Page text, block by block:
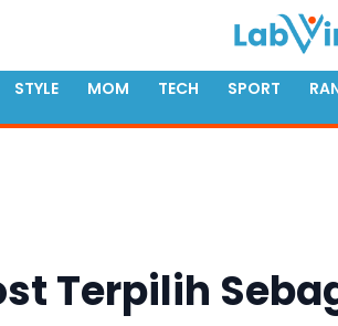
STYLE MOM TECH SPORT
Terpilih